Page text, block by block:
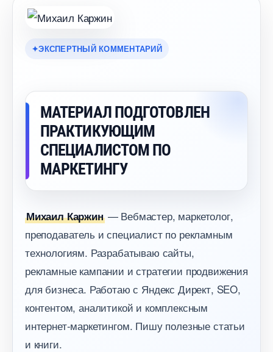
ЭКСПЕРТНЫЙ КОММЕНТАРИЙ
МАТЕРИАЛ ПОДГОТОВЛЕН
ПРАКТИКУЮЩИМ
СПЕЦИАЛИСТОМ ПО
МАРКЕТИНГУ
Михаил Каржин— Вебмастер, маркетолог,
преподаватель и специалист по рекламным
технологиям. Разрабатываю сайты,
рекламные кампании и стратегии продвижения
для бизнеса. Работаю с Яндекс Директ, SEO,
контентом, аналитикой и комплексным
интернет-маркетингом. Пишу полезные статьи
и книги.